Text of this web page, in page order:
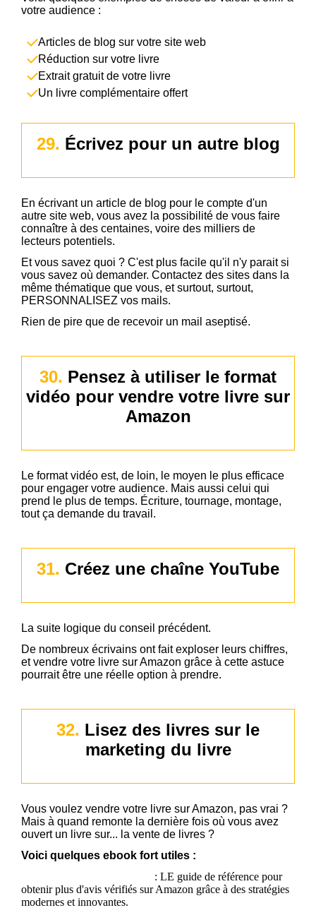
votre audience :
Articles de blog sur votre site web
Réduction sur votre livre
Extrait gratuit de votre livre
Un livre complémentaire offert
29. Écrivez pour un autre blog
En écrivant un article de blog pour le compte d'un
autre site web, vous avez la possibilité de vous faire
connaître à des centaines, voire des milliers de
lecteurs potentiels.
Et vous savez quoi ? C'est plus facile qu'il n'y parait si
vous savez où demander. Contactez des sites dans la
même thématique que vous, et surtout, surtout,
PERSONNALISEZ vos mails.
Rien de pire que de recevoir un mail aseptisé.
30. Pensez à utiliser le format
vidéo pour vendre votre livre sur
Amazon
Le format vidéo est, de loin, le moyen le plus efficace
pour engager votre audience. Mais aussi celui qui
prend le plus de temps. Écriture, tournage, montage,
tout ça demande du travail.
31. Créez une chaîne YouTube
La suite logique du conseil précédent.
De nombreux écrivains ont fait exploser leurs chiffres,
et vendre votre livre sur Amazon grâce à cette astuce
pourrait être une réelle option à prendre.
32. Lisez des livres sur le
marketing du livre
Vous voulez vendre votre livre sur Amazon, pas vrai ?
Mais à quand remonte la dernière fois où vous avez
ouvert un livre sur... la vente de livres ?
Voici quelques ebook fort utiles :
: LE guide de référence pour
obtenir plus d'avis vérifiés sur Amazon grâce à des stratégies
modernes et innovantes.